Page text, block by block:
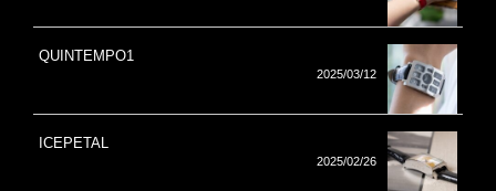
QUINTEMPO1
2025/03/12
ICEPETAL
2025/02/26